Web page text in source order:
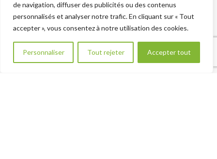
de navigation, diffuser des publicités ou des contenus
personnalisés et analyser notre trafic. En cliquant sur « Tout
accepter », vous consentez à notre utilisation des cookies.
Personnaliser Tout rejeter Accepter tout
Conditions Générales
Qui sommes nous
A Propos
Plan du site - Sitemap
VOTRE PROJET
Besoin d aide ?